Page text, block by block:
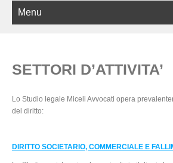
Menu
SETTORI D’ATTIVITA’
Lo Studio legale Miceli Avvocati opera
del diritto:
DIRITTO SOCIETARIO, COMMERCIALE E